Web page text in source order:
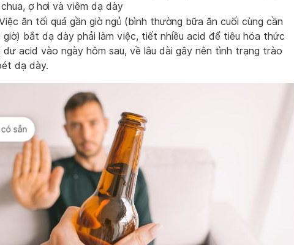
ợ hơi và viêm dạ dày
ăn tối quá gần giờ ngủ (bình thường bữa ăn cuối cùng cần
bắt dạ dày phải làm việc, tiết nhiều acid để tiêu hóa thức
acid vào ngày hôm sau, về lâu dài gây nên tình trạng trào
dạ dày.